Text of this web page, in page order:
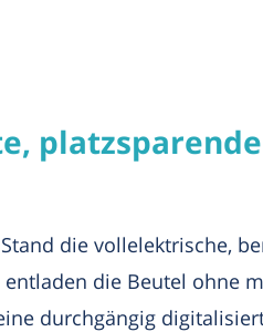
platzsparende
die vollelektrische,
die Beutel ohne
durchgängig